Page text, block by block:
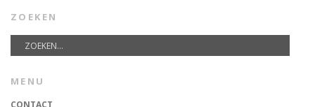
ZOEKEN
MENU
CONTACT